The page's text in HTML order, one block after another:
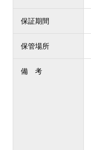
保証期間
保管場所
備 考